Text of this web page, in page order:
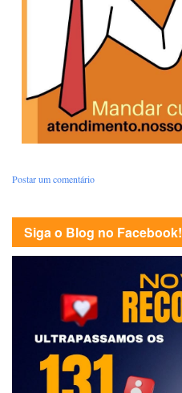
Postar um comentário
Siga o Blog no Facebook!